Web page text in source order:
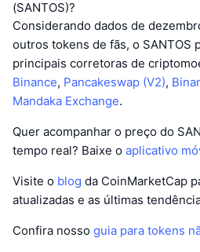
(SANTOS)?
Considerando dados de
outros tokens de fãs, o SANTOS
principais corretoras de
Binance, Pancakeswap (V2),
Mandaka Exchange.
Quer acompanhar o preço do
tempo real? Baixe o aplicativo
Visite o blog da CoinMarketCap
atualizadas e as últimas
Confira nosso guia para tokens